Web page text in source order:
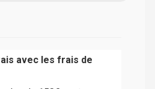
avec les frais de